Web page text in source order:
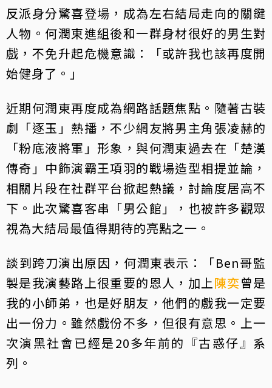
反派身分驚喜登場，成為左右結局走向的關鍵
人物。何潤東進組後和一群身材很好的男生對
戲，不免升起危機意識：「或許我也該再度開
始健身了。」
近期何潤東再度成為網路話題焦點。隨著古裝
劇「逐玉」熱播，不少網友將男主角張凌赫的
「粉底液將軍」形象，與何潤東過去在「楚漢
傳奇」中飾演霸王項羽的戰場造型相提並論，
相關片段在社群平台掀起熱議，討論度居高不
下。此次驚喜客串「男公館」，也被許多觀眾
視為大結局最值得期待的亮點之一。
談到跨刀演出原因，何潤東表示：「Ben哥監
製是我演藝路上很重要的恩人，加上陳奕曾是
我的小師弟，也是好朋友，他們的戲我一定要
出一份力。雖然戲份不多，但很有意思。上一
次演黑社會已經是20多年前的『古惑仔』系
列。